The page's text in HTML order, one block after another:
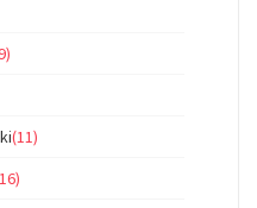
(11)